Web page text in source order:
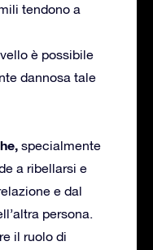
tendono a
è possibile
dannosa tale
specialmente
a ribellarsi e
e dal
persona.
il ruolo di